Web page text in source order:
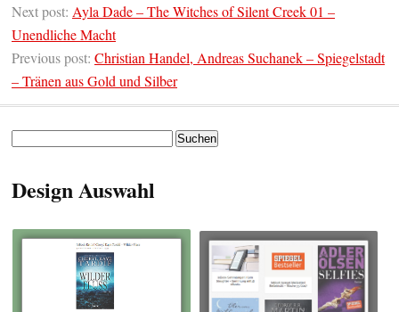
Next post: Ayla Dade – The Witches of Silent Creek 01 –
Unendliche Macht
Previous post: Christian Handel, Andreas Suchanek – Spiegelstadt
– Tränen aus Gold und Silber
Design Auswahl